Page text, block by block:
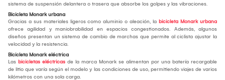
sistema de suspensión delantera o trasera que absorbe los golpes y las vibraciones.
Bicicleta Monark urbana
Gracias a sus materiales ligeros como aluminio o aleación, la bicicleta Monark urbana
ofrece agilidad y maniobrabilidad en espacios congestionados. Además, algunos
diseños presentan un sistema de cambio de marchas que permite al ciclista ajustar la
velocidad y la resistencia.
Bicicleta Monark eléctrica
Las bicicletas eléctricas de la marca Monark se alimentan por una batería recargable
de litio que varía según el modelo y las condiciones de uso, permitiendo viajes de varios
kilómetros con una sola carga.